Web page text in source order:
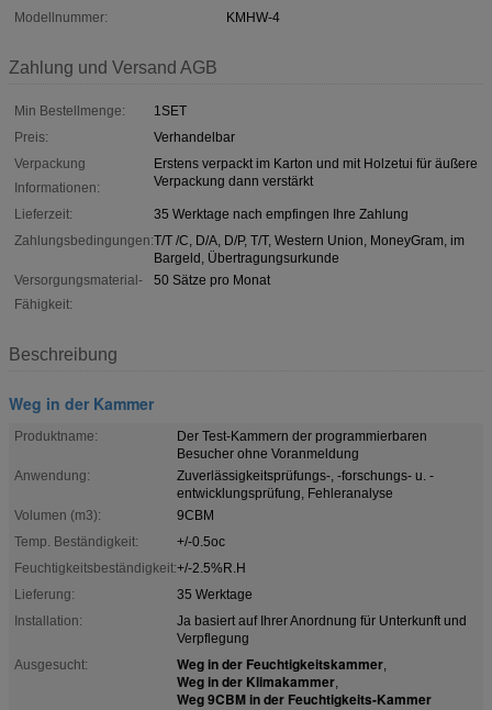
Modellnummer:
KMHW-4
Zahlung und Versand AGB
Min Bestellmenge:
1SET
Preis:
Verhandelbar
Verpackung
Informationen:
Erstens verpackt im Karton und mit Holzetui für äußere
Verpackung dann verstärkt
Lieferzeit:
35 Werktage nach empfingen Ihre Zahlung
Zahlungsbedingungen:T/T /C, D/A, D/P, T/T, Western Union, MoneyGram, im
Bargeld, Übertragungsurkunde
Versorgungsmaterial-
Fähigkeit:
50 Sätze pro Monat
Beschreibung
Weg in der Kammer
Produktname:
Der Test-Kammern der programmierbaren
Besucher ohne Voranmeldung
Anwendung:
Zuverlässigkeitsprüfungs-, -forschungs- u. -
entwicklungsprüfung, Fehleranalyse
Volumen (m3):
9CBM
Temp. Beständigkeit:
+/-0.5oc
Feuchtigkeitsbeständigkeit:+/-2.5%R.H
Lieferung:
35 Werktage
Installation:
Ja basiert auf Ihrer Anordnung für Unterkunft und
Verpflegung
Ausgesucht:
Weg in der Feuchtigkeitskammer,
Weg in der Klimakammer,
Weg 9CBM in der Feuchtigkeits-Kammer